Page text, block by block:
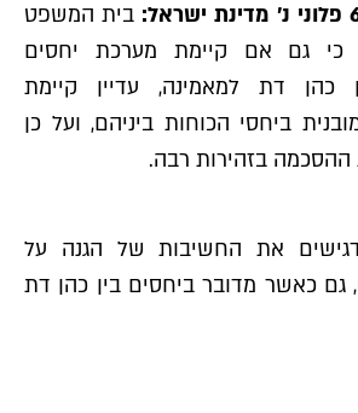
בית המשפט
כי גם אם קיימת מערכת יחסים
כהן דת למאמינה, עדיין קיימת
ביחסי הכוחות ביניהם, ועל כן
ההסכמה בזהירות רבה.
את החשיבות של הגנה על
גם כאשר מדובר ביחסים בין כהן דת